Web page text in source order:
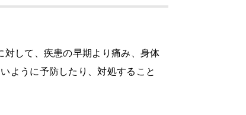
して、疾患の早期より痛み、身体
ように予防したり、対処すること